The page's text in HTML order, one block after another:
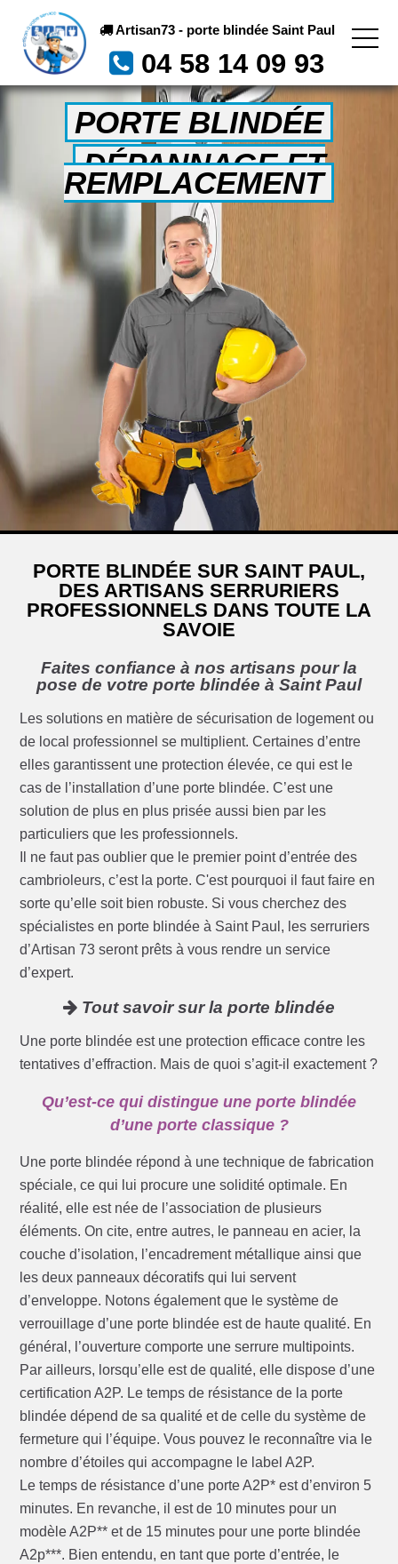
Artisan73 - porte blindée Saint Paul
04 58 14 09 93
PORTE BLINDÉE
DÉPANNAGE ET
REMPLACEMENT
PORTE BLINDÉE SUR SAINT PAUL,
DES ARTISANS SERRURIERS
PROFESSIONNELS DANS TOUTE LA
SAVOIE
Faites confiance à nos artisans pour la
pose de votre porte blindée à Saint Paul
Les solutions en matière de sécurisation de logement ou
de local professionnel se multiplient. Certaines d’entre
elles garantissent une protection élevée, ce qui est le
cas de l’installation d’une porte blindée. C’est une
solution de plus en plus prisée aussi bien par les
particuliers que les professionnels.
Il ne faut pas oublier que le premier point d’entrée des
cambrioleurs, c’est la porte. C'est pourquoi il faut faire en
sorte qu’elle soit bien robuste. Si vous cherchez des
spécialistes en porte blindée à Saint Paul, les serruriers
d’Artisan 73 seront prêts à vous rendre un service
d’expert.
Tout savoir sur la porte blindée
Une porte blindée est une protection efficace contre les
tentatives d’effraction. Mais de quoi s’agit-il exactement ?
Qu’est-ce qui distingue une porte blindée
d’une porte classique ?
Une porte blindée répond à une technique de fabrication
spéciale, ce qui lui procure une solidité optimale. En
réalité, elle est née de l’association de plusieurs
éléments. On cite, entre autres, le panneau en acier, la
couche d’isolation, l’encadrement métallique ainsi que
les deux panneaux décoratifs qui lui servent
d’enveloppe. Notons également que le système de
verrouillage d’une porte blindée est de haute qualité. En
général, l’ouverture comporte une serrure multipoints.
Par ailleurs, lorsqu’elle est de qualité, elle dispose d’une
certification A2P. Le temps de résistance de la porte
blindée dépend de sa qualité et de celle du système de
fermeture qui l’équipe. Vous pouvez le reconnaître via le
nombre d’étoiles qui accompagne le label A2P.
Le temps de résistance d’une porte A2P* est d’environ 5
minutes. En revanche, il est de 10 minutes pour un
modèle A2P** et de 15 minutes pour une porte blindée
A2p***. Bien entendu, en tant que porte d’entrée, le